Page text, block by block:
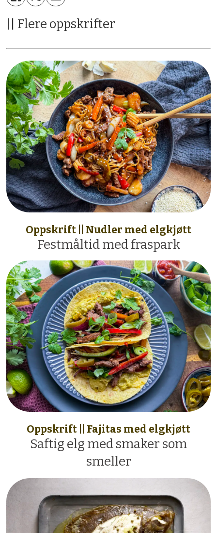
|| Flere oppskrifter
Oppskrift || Nudler med elgkjøtt
Festmåltid med fraspark
Oppskrift || Fajitas med elgkjøtt
Saftig elg med smaker som
smeller